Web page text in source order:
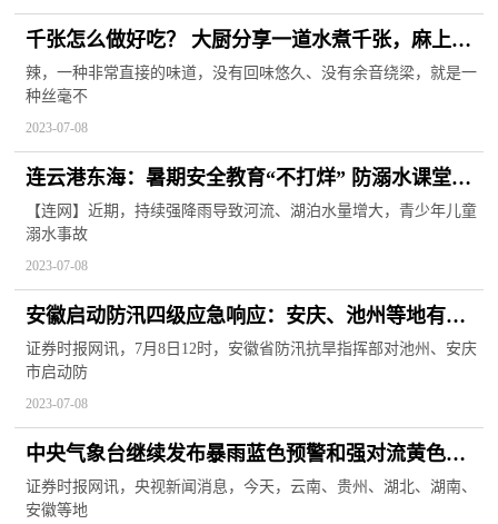
千张怎么做好吃？ 大厨分享一道水煮千张，麻上头
辣上瘾，吃的酣畅淋漓，汤干盆净
辣，一种非常直接的味道，没有回味悠久、没有余音绕梁，就是一
种丝毫不
2023-07-08
连云港东海：暑期安全教育“不打烊” 防溺水课堂搬
到水库边
【连网】近期，持续强降雨导致河流、湖泊水量增大，青少年儿童
溺水事故
2023-07-08
安徽启动防汛四级应急响应：安庆、池州等地有暴
雨或大暴雨
证券时报网讯，7月8日12时，安徽省防汛抗旱指挥部对池州、安庆
市启动防
2023-07-08
中央气象台继续发布暴雨蓝色预警和强对流黄色预
警
证券时报网讯，央视新闻消息，今天，云南、贵州、湖北、湖南、
安徽等地